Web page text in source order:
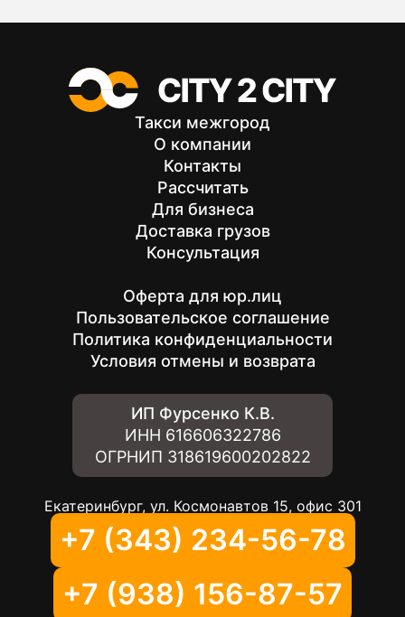
Такси межгород
О компании
Контакты
Рассчитать
Для бизнеса
Доставка грузов
Консультация
Оферта для юр.лиц
Пользовательское соглашение
Политика конфиденциальности
Условия отмены и возврата
ИП Фурсенко К.В.
ИНН 616606322786
ОГРНИП 318619600202822
Екатеринбург, ул. Космонавтов 15, офис 301
+7 (343) 234-56-78
+7 (938) 156-87-57